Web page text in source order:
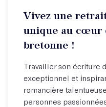
Vivez une
unique au cœur
bretonne !
Travailler son écriture
exceptionnel et
romancière
personnes